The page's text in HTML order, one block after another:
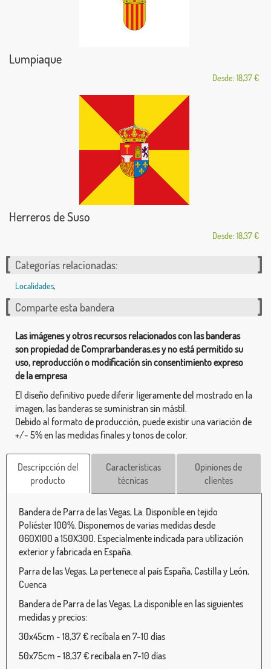
Lumpiaque
Desde: 18,37 €
Herreros de Suso
Desde: 18,37 €
Categorías relacionadas:
Localidades,
Comparte esta bandera
Las imágenes y otros recursos relacionados con las banderas
son propiedad de Comprarbanderas.es y no está permitido su
uso, reproducción o modificación sin consentimiento expreso
de la empresa
El diseño definitivo puede diferir ligeramente del mostrado en la
imagen, las banderas se suministran sin mástil.
Debido al formato de producción, puede existir una variación de
+/- 5% en las medidas finales y tonos de color.
Descripcción del
producto
Características
técnicas
Opiniones de
clientes
Bandera de Parra de las Vegas, La. Disponible en tejido
Poliéster 100%. Disponemos de varias medidas desde
060X100 a 150X300. Especialmente indicada para utilización
exterior y fabricada en España.
Parra de las Vegas, La pertenece al país España, Castilla y León,
Cuenca
Bandera de Parra de las Vegas, La disponible en las siguientes
medidas y precios:
30x45cm - 18,37 € recíbala en 7-10 días
50x75cm - 18,37 € recíbala en 7-10 días